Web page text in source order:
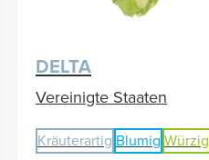
DELTA
Vereinigte Staaten
Kräuterartig Blumig Würzig